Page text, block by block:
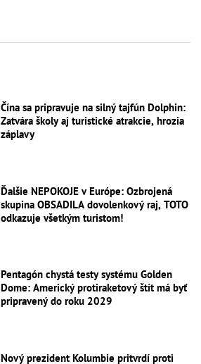
Čína sa pripravuje na silný tajfún Dolphin:
Zatvára školy aj turistické atrakcie, hrozia
záplavy
Ďalšie NEPOKOJE v Európe: Ozbrojená
skupina OBSADILA dovolenkový raj, TOTO
odkazuje všetkým turistom!
Pentagón chystá testy systému Golden
Dome: Americký protiraketový štít má byť
pripravený do roku 2029
Nový prezident Kolumbie pritvrdí proti